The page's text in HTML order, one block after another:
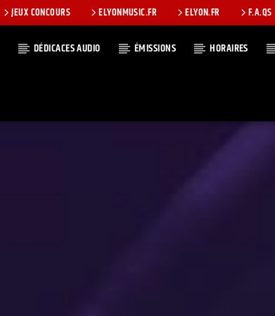
JEUX CONCOURS ELYONMUSIC.FR ELYON.FR F.A.QS
DÉDICACES AUDIO ÉMISSIONS HORAIRES